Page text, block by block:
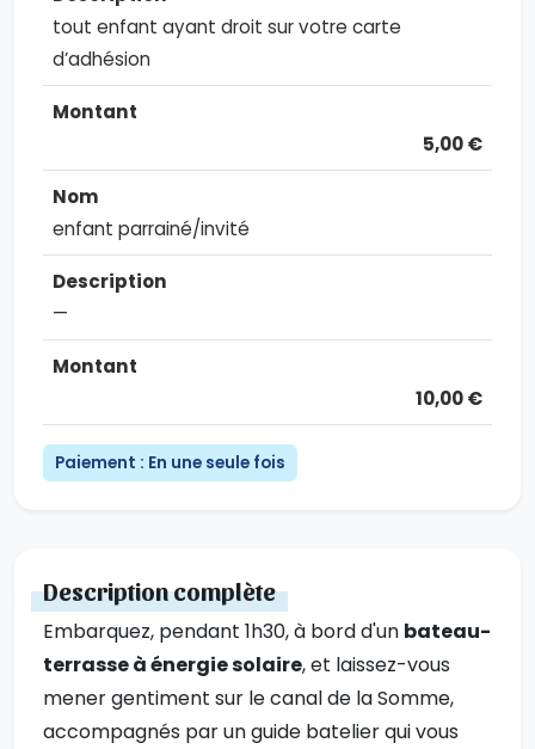
tout enfant ayant droit sur votre carte
d’adhésion
5,00 €
enfant parrainé/invité
—
10,00 €
Paiement : En une seule fois
Description complète
Embarquez, pendant 1h30, à bord d'un bateau-
terrasse à énergie solaire, et laissez-vous
mener gentiment sur le canal de la Somme,
accompagnés par un guide batelier qui vous